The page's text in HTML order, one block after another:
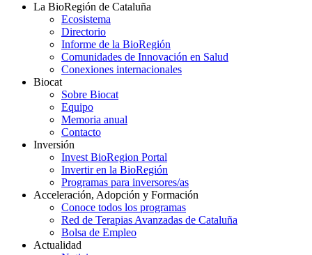
La BioRegión de Cataluña
Ecosistema
Directorio
Informe de la BioRegión
Comunidades de Innovación en Salud
Conexiones internacionales
Biocat
Sobre Biocat
Equipo
Memoria anual
Contacto
Inversión
Invest BioRegion Portal
Invertir en la BioRegión
Programas para inversores/as
Acceleración, Adopción y Formación
Conoce todos los programas
Red de Terapias Avanzadas de Cataluña
Bolsa de Empleo
Actualidad